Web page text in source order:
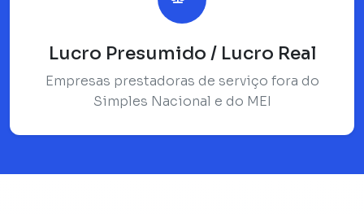
Lucro Presumido / Lucro Real
Empresas prestadoras de serviço fora do
Simples Nacional e do MEI